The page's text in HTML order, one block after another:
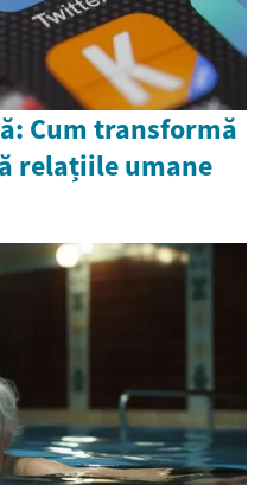
Cum transformă
relațiile umane